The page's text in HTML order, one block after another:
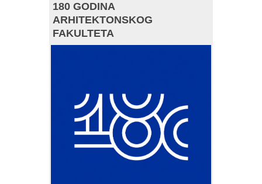
180 GODINA
ARHITEKTONSKOG
FAKULTETA